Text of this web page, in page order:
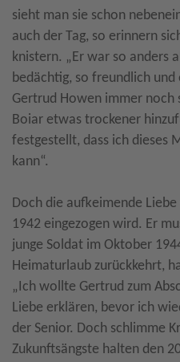
sieht man sie schon
auch der Tag, so erinnern
knistern. „Er war so anders
bedächtig, so freundlich und
Gertrud Howen immer noch
Boiar etwas trockener
festgestellt, dass ich dieses
kann“.
Doch die aufkeimende
1942 eingezogen wird. Er
junge Soldat im Oktober
Heimaturlaub zurückkehrt,
„Ich wollte Gertrud zum
Liebe erklären, bevor ich
der Senior. Doch schlimme
Zukunftsängste halten den